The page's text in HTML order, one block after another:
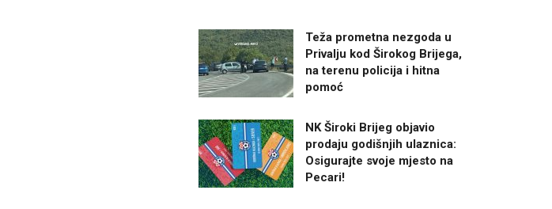
Teža prometna nezgoda u
Privalju kod Širokog Brijega,
na terenu policija i hitna
pomoć
NK Široki Brijeg objavio
prodaju godišnjih ulaznica:
Osigurajte svoje mjesto na
Pecari!